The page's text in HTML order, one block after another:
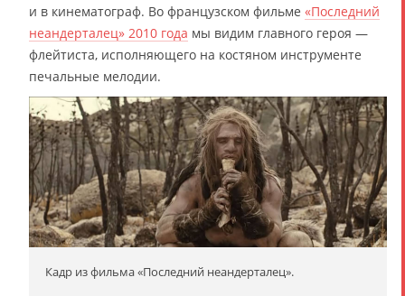
и в кинематограф. Во французском фильме «Последний
неандерталец» 2010 года мы видим главного героя —
флейтиста, исполняющего на костяном инструменте
печальные мелодии.
Кадр из фильма «Последний неандерталец».